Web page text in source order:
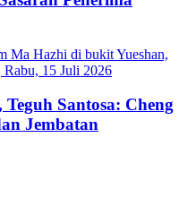
Santosa: Cheng
Jembatan